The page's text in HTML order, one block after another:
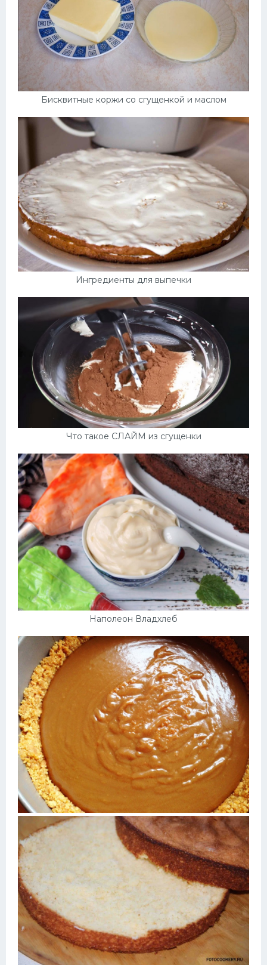
Бисквитные коржи со сгущенкой и маслом
Ингредиенты для выпечки
Что такое СЛАЙМ из сгущенки
Наполеон Владхлеб